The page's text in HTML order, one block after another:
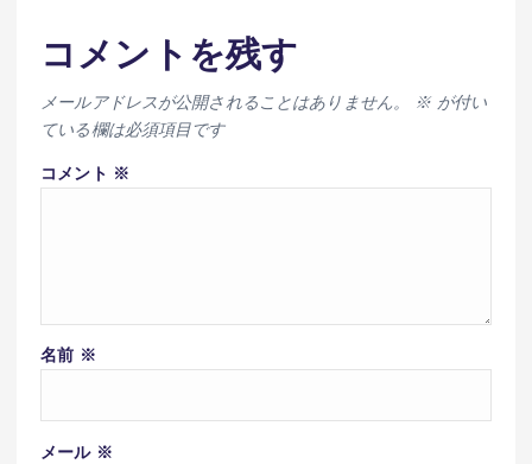
コメントを残す
メールアドレスが公開されることはありません。 ※が付い
ている欄は必須項目です
コメント ※
名前 ※
メール ※